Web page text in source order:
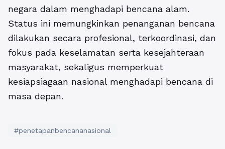
negara dalam menghadapi bencana alam.
Status ini memungkinkan penanganan bencana
dilakukan secara profesional, terkoordinasi, dan
fokus pada keselamatan serta kesejahteraan
masyarakat, sekaligus memperkuat
kesiapsiagaan nasional menghadapi bencana di
masa depan.
#penetapanbencananasional